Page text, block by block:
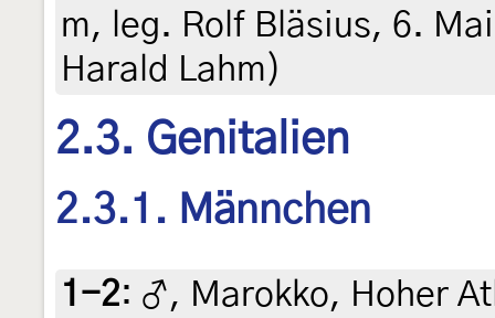
m, leg. Rolf Bläsius, 6.
Harald Lahm)
2.3. Genitalien
2.3.1. Männchen
1-2: ♂, Marokko, Hoher